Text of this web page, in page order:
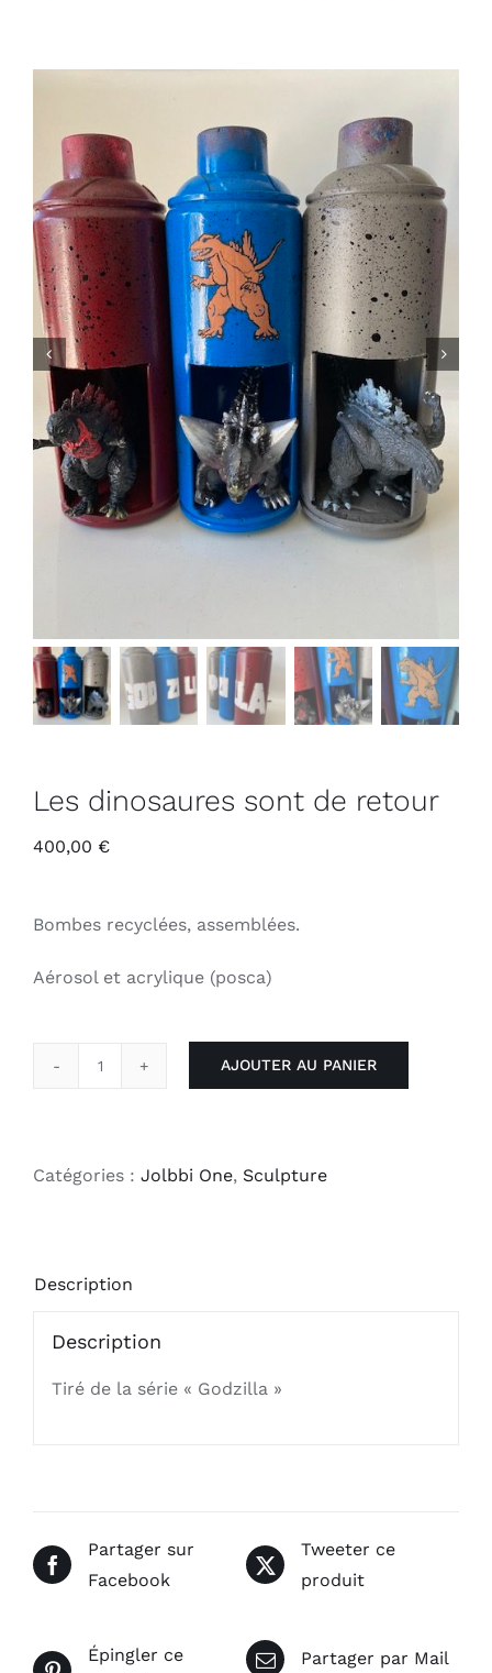
Les dinosaures sont de retour
400,00 €
Bombes recyclées, assemblées.
Aérosol et acrylique (posca)
dinosaures
AJOUTER AU PANIER
Catégories : Jolbbi One, Sculpture
Description
Description
Tiré de la série « Godzilla »
Partager sur
Facebook
Tweeter ce
produit
Épingler ce
Partager par Mail